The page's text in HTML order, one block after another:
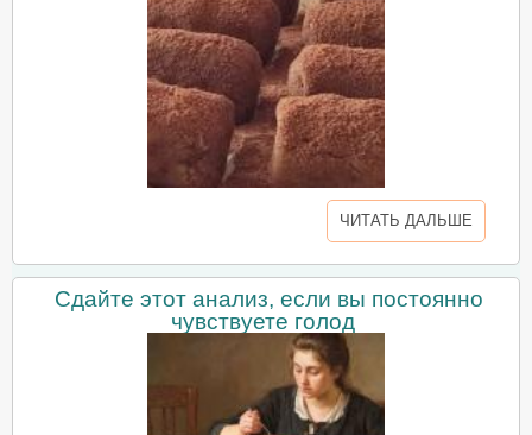
ЧИТАТЬ ДАЛЬШЕ
Сдайте этот анализ, если вы постоянно
чувствуете голод